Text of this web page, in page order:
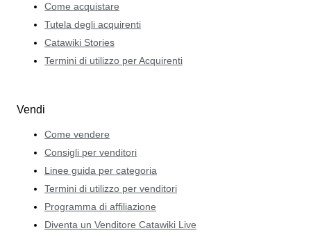
Come acquistare
Tutela degli acquirenti
Catawiki Stories
Termini di utilizzo per Acquirenti
Vendi
Come vendere
Consigli per venditori
Linee guida per categoria
Termini di utilizzo per venditori
Programma di affiliazione
Diventa un Venditore Catawiki Live